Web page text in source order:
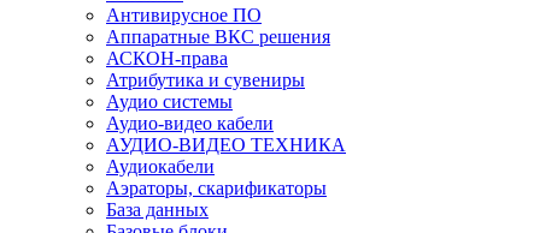
Антивирусное ПО
Аппаратные ВКС решения
АСКОН-права
Атрибутика и сувениры
Аудио системы
Аудио-видео кабели
АУДИО-ВИДЕО ТЕХНИКА
Аудиокабели
Аэраторы, скарификаторы
База данных